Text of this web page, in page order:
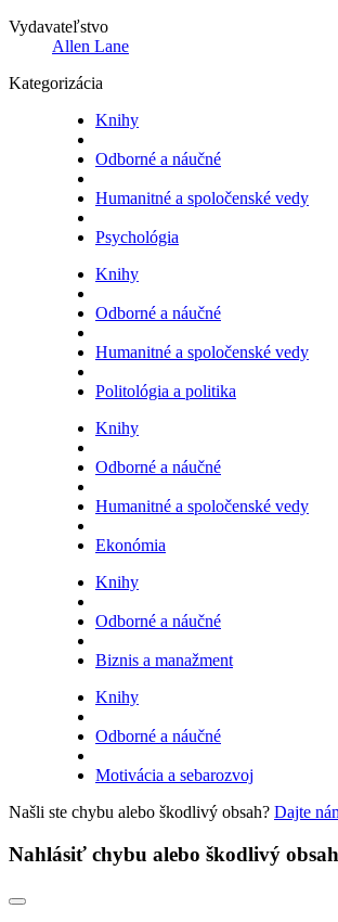
Vydavateľstvo
Allen Lane
Kategorizácia
Knihy
Odborné a náučné
Humanitné a spoločenské vedy
Psychológia
Knihy
Odborné a náučné
Humanitné a spoločenské vedy
Politológia a politika
Knihy
Odborné a náučné
Humanitné a spoločenské vedy
Ekonómia
Knihy
Odborné a náučné
Biznis a manažment
Knihy
Odborné a náučné
Motivácia a sebarozvoj
Našli ste chybu alebo škodlivý obsah? Dajte
Nahlásiť chybu alebo škodlivý obsah